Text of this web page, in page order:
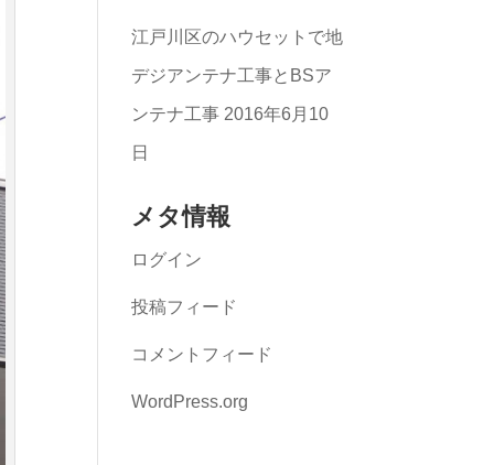
江戸川区のハウセットで地
デジアンテナ工事とBSア
ンテナ工事 2016年6月10
日
メタ情報
ログイン
投稿フィード
コメントフィード
WordPress.org